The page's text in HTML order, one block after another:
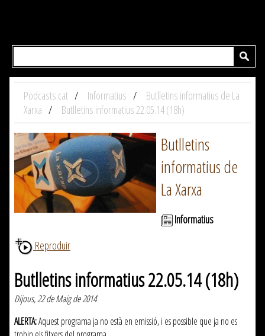
Podcasts.cat Informatius
Butlletins informatius de La
Xarxa
Butlletins informatius 22.05.14 (18h)
Butlletins
informatius de
La Xarxa
Informatius
Reproduir
Butlletins informatius 22.05.14 (18h)
Dijous, 22 de Maig de 2014
ALERTA:Aquest programa ja no està en emissió, i es possible que ja no es